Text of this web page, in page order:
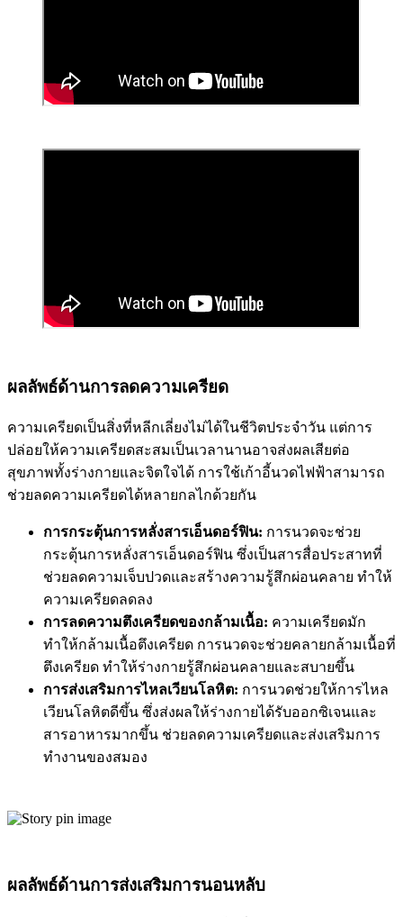
ผลลัพธ์ด้านการลดความเครียด
ความเครียดเป็นสิ่งที่หลีกเลี่ยงไม่ได้ในชีวิตประจำวัน แต่การ
ปล่อยให้ความเครียดสะสมเป็นเวลานานอาจส่งผลเสียต่อ
สุขภาพทั้งร่างกายและจิตใจได้ การใช้เก้าอี้นวดไฟฟ้าสามารถ
ช่วยลดความเครียดได้หลายกลไกด้วยกัน
การกระตุ้นการหลั่งสารเอ็นดอร์ฟิน: การนวดจะช่วย
กระตุ้นการหลั่งสารเอ็นดอร์ฟิน ซึ่งเป็นสารสื่อประสาทที่
ช่วยลดความเจ็บปวดและสร้างความรู้สึกผ่อนคลาย ทำให้
ความเครียดลดลง
การลดความตึงเครียดของกล้ามเนื้อ: ความเครียดมัก
ทำให้กล้ามเนื้อตึงเครียด การนวดจะช่วยคลายกล้ามเนื้อที่
ตึงเครียด ทำให้ร่างกายรู้สึกผ่อนคลายและสบายขึ้น
การส่งเสริมการไหลเวียนโลหิต: การนวดช่วยให้การไหล
เวียนโลหิตดีขึ้น ซึ่งส่งผลให้ร่างกายได้รับออกซิเจนและ
สารอาหารมากขึ้น ช่วยลดความเครียดและส่งเสริมการ
ทำงานของสมอง
ผลลัพธ์ด้านการส่งเสริมการนอนหลับ